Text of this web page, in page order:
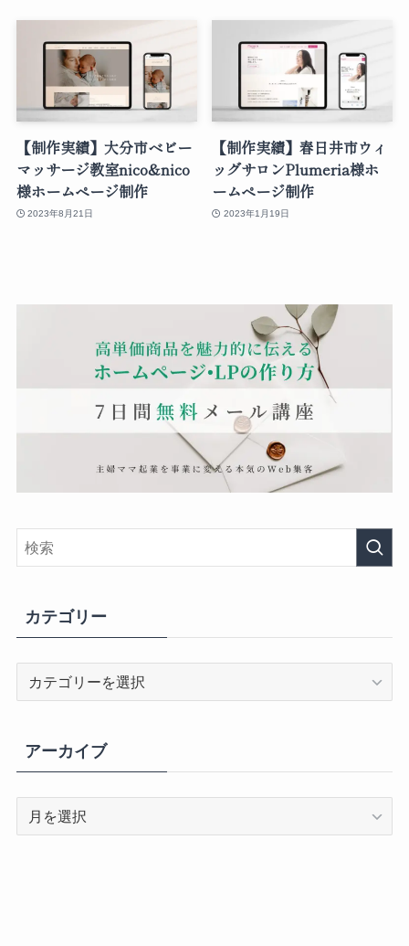
【制作実績】大分市ベビー
マッサージ教室nico&nico
様ホームページ制作
2023年8月21日
【制作実績】春日井市ウィ
ッグサロンPlumeria様ホ
ームページ制作
2023年1月19日
カテゴリー
リ
ー
アーカイブ